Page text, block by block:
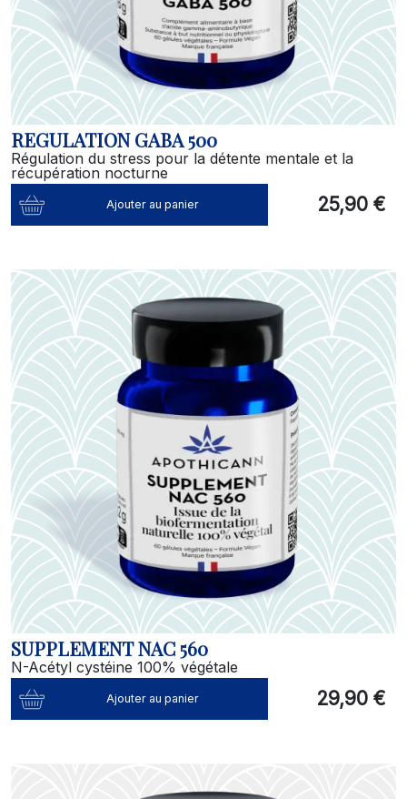
REGULATION GABA 500
Régulation du stress pour la détente mentale et la
récupération nocturne
Ajouter au panier 25,90 €
SUPPLEMENT NAC 560
N-Acétyl cystéine 100% végétale
Ajouter au panier 29,90 €